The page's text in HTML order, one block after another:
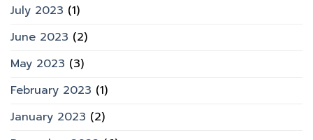
July 2023 (1)
June 2023 (2)
May 2023 (3)
February 2023 (1)
January 2023 (2)